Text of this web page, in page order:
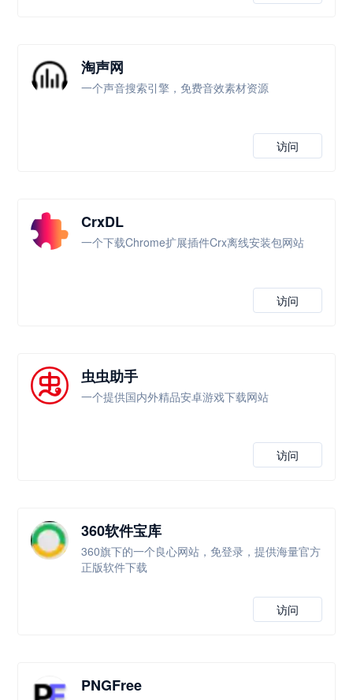
淘声网
一个声音搜索引擎，免费音效素材资源
访问
CrxDL
一个下载Chrome扩展插件Crx离线安装包网站
访问
虫虫助手
一个提供国内外精品安卓游戏下载网站
访问
360软件宝库
360旗下的一个良心网站，免登录，提供海量官方
正版软件下载
访问
PNGFree